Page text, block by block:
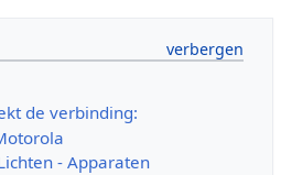
de verbinding:
- Apparaten